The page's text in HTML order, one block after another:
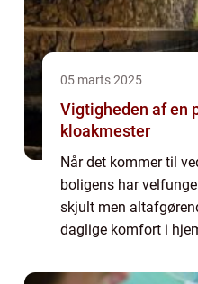
05 marts 2025
Vigtigheden af en
kloakmester
Når det kommer til
boligens har
skjult men
daglige komfort i
for at holde hjemmet